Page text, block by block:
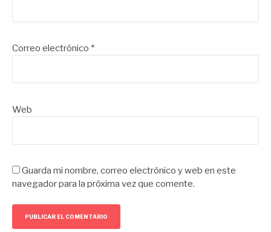
Correo electrónico *
Web
Guarda mi nombre, correo electrónico y web en este
navegador para la próxima vez que comente.